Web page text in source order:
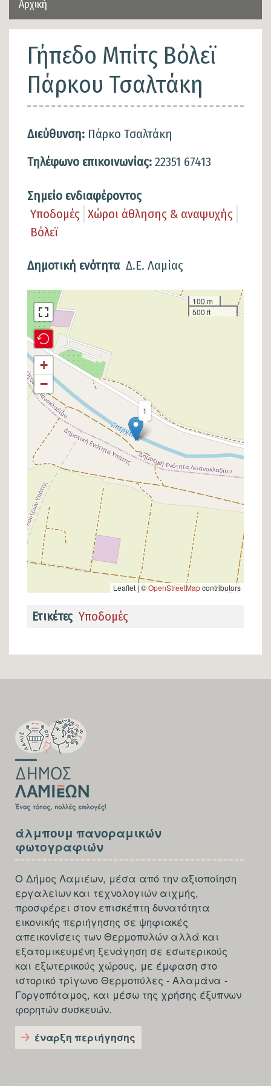
Αρχική
Γήπεδο Μπίτς Βόλεϊ
Πάρκου Τσαλτάκη
Διεύθυνση: Πάρκο Τσαλτάκη
Τηλέφωνο επικοινωνίας: 22351 67413
Σημείο ενδιαφέροντος
Υποδομές Χώροι άθλησης & αναψυχής
Βόλεϊ
Δημοτική ενότητα Δ.Ε. Λαμίας
Σημείο
στον
χάρτη
1
+
−
100 m
500 ft
Leaflet | ©OpenStreetMapcontributors
Ετικέτες Υποδομές
FOOTER-
FIRST
SECTION
FOOTER-
THIRD
άλμπουμ πανοραμικών
φωτογραφιών
Ο Δήμος Λαμιέων, μέσα από την αξιοποίηση
εργαλείων και τεχνολογιών αιχμής,
προσφέρει στον επισκέπτη δυνατότητα
εικονικής περιήγησης σε ψηφιακές
απεικονίσεις των Θερμοπυλών αλλά και
εξατομικευμένη ξενάγηση σε εσωτερικούς
και εξωτερικούς χώρους, με έμφαση στο
ιστορικό τρίγωνο Θερμοπύλες - Αλαμάνα -
Γοργοπόταμος, και μέσω της χρήσης έξυπνων
φορητών συσκευών.
έναρξη περιήγησης